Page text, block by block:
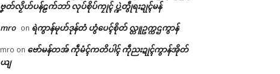
ဗၞတ်လၟိဟ်ပန်ဠက်ဘာ် လုပ်စိုပ်ကၠုၚ် ပ္ဍဲတွဵုရးဍုၚ်မန်
mro on ရဲကွာန်မုဟ်ဒုန်တံ ဟွံပေၚ်စိုတ် လ္တူဥက္ကဌကွာန်
mro on ဗော်မန်တအ် ကဵုမံၚ်ကတိပါၚ် ကဵုညးဍုၚ်ကွာန်အိုတ်
ယျ